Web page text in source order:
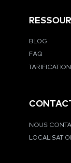
BLOG
FAQ
TARIFICATION
NOUS